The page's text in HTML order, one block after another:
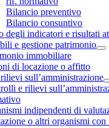
Bilancio preventivo
Bilancio consuntivo
degli indicatori e risultati
e gestione patrimonio
immobiliare
di locazione o affitto
sull’amministrazione
e rilievi
indipendenti di
o altri organismi